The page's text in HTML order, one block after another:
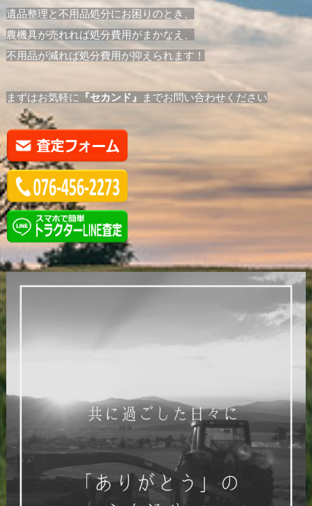
遺品整理と不用品処分にお困りのとき、
農機具が売れれば処分費用がまかなえ、
不用品が減れば処分費用が抑えられます！
まずはお気軽に 『セカンド』 までお問い合わせください